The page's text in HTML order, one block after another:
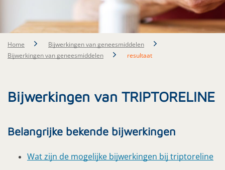
Home
Bijwerkingen van geneesmiddelen
Bijwerkingen van geneesmiddelen
resultaat
Bijwerkingen van TRIPTORELINE
Belangrijke bekende bijwerkingen
Wat zijn de mogelijke bijwerkingen bij triptoreline